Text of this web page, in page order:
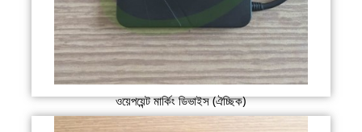
ওয়েপয়েন্ট মার্কিং ডিভাইস (ঐচ্ছিক)